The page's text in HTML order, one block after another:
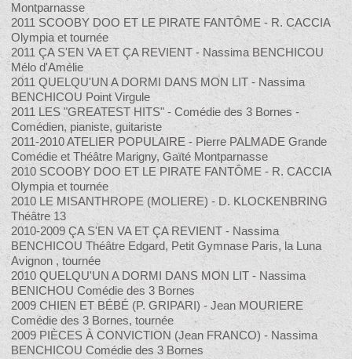
Montparnasse
2011 SCOOBY DOO ET LE PIRATE FANTÔME - R. CACCIA
Olympia et tournée
2011 ÇA S'EN VA ET ÇA REVIENT - Nassima BENCHICOU
Mélo d'Amélie
2011 QUELQU'UN A DORMI DANS MON LIT - Nassima
BENCHICOU Point Virgule
2011 LES "GREATEST HITS" - Comédie des 3 Bornes -
Comédien, pianiste, guitariste
2011-2010 ATELIER POPULAIRE - Pierre PALMADE Grande
Comédie et Théâtre Marigny, Gaïté Montparnasse
2010 SCOOBY DOO ET LE PIRATE FANTÔME - R. CACCIA
Olympia et tournée
2010 LE MISANTHROPE (MOLIERE) - D. KLOCKENBRING
Théâtre 13
2010-2009 ÇA S'EN VA ET ÇA REVIENT - Nassima
BENCHICOU Théâtre Edgard, Petit Gymnase Paris, la Luna
Avignon , tournée
2010 QUELQU'UN A DORMI DANS MON LIT - Nassima
BENICHOU Comédie des 3 Bornes
2009 CHIEN ET BÉBÉ (P. GRIPARI) - Jean MOURIERE
Comédie des 3 Bornes, tournée
2009 PIÈCES À CONVICTION (Jean FRANCO) - Nassima
BENCHICOU Comédie des 3 Bornes